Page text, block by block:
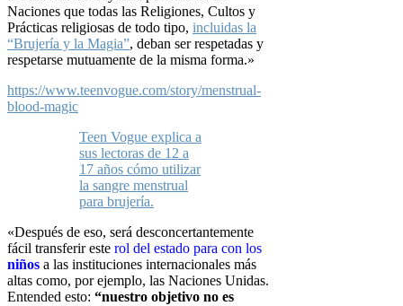
Naciones que todas las Religiones, Cultos y
Prácticas religiosas de todo tipo, incluidas la
“Brujería y la Magia”, deban serrespetadas y
respetarse mutuamente de la misma forma.»
https://www.teenvogue.com/story/menstrual-
blood-magic
Teen Vogue explica a
sus lectoras de 12 a
17 años cómo utilizar
la sangre menstrual
para brujería.
«Después de eso, será desconcertantemente
fácil transferir este rol del estado para con los
niños a las instituciones internacionales más
altas como, porejemplo, las Naciones Unidas.
Entended esto: “nuestro objetivo no es